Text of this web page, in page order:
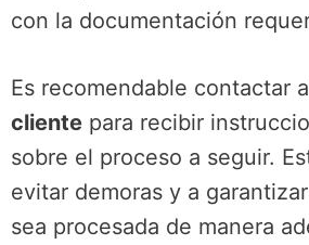
con la documentación
Es recomendable contactar
cliente para recibir
sobre el proceso a seguir.
evitar demoras y a
sea procesada de manera